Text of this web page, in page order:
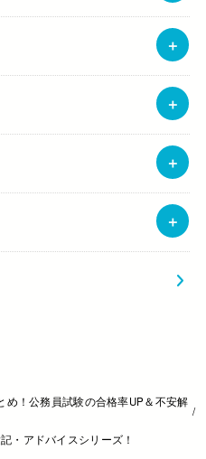
め！公務員試験の合格率UP＆不安解
・アドバイスシリーズ！